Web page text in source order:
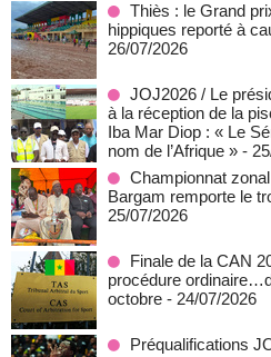
Thiès : le Grand
hippiques reporté à
26/07/2026
JOJ2026 / Le
à la réception de la
Iba Mar Diop : « Le
nom de l’Afrique » -
Championnat
Bargam remporte le
25/07/2026
Finale de la CAN
procédure
octobre - 24/07/2026
Préqualifications